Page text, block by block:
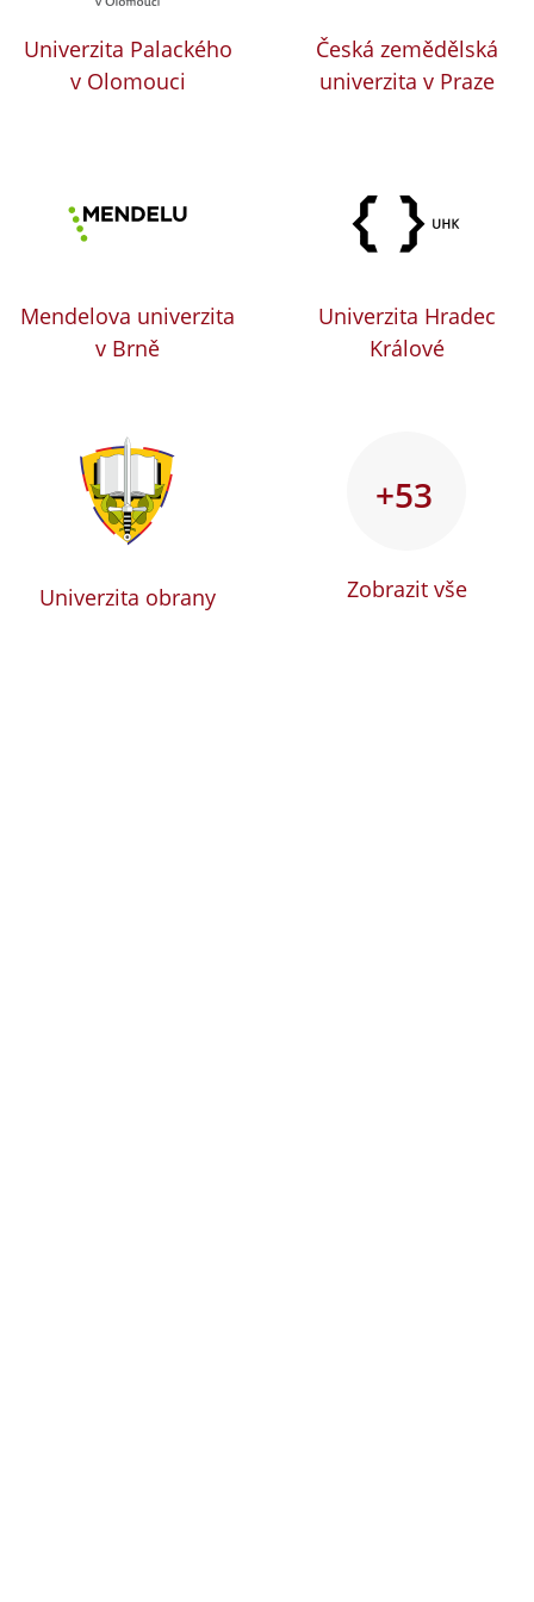
Univerzita Palackého
v Olomouci
Česká zemědělská
univerzita v Praze
Mendelova univerzita
v Brně
Univerzita Hradec
Králové
Univerzita obrany
+53
Zobrazit vše